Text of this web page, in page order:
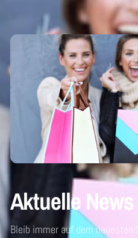
Aktuelle
Bleib immer auf dem